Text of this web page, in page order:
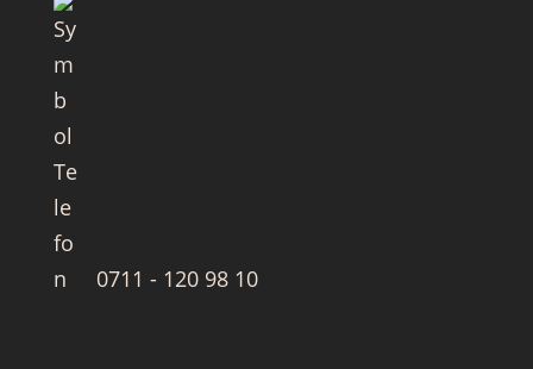
0711 - 120 98 10